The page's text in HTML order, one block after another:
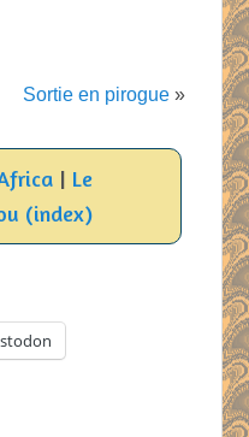
Sortie en pirogue»
| Le
(index)